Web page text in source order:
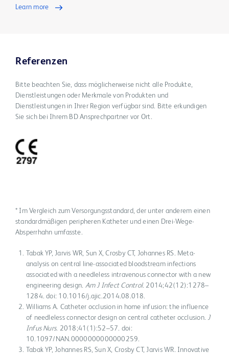
Learn more
Referenzen
Bitte beachten Sie, dass möglicherweise nicht alle Produkte,
Dienstleistungen oder Merkmale von Produkten und
Dienstleistungen in Ihrer Region verfügbar sind. Bitte erkundigen
Sie sich bei Ihrem BD Ansprechpartner vor Ort.
* Im Vergleich zum Versorgungsstandard, der unter anderem einen
standardmäßigen peripheren Katheter und einen Drei-Wege-
Absperrhahn umfasste.
Tabak YP, Jarvis WR, Sun X, Crosby CT, Johannes RS. Meta-
analysis on central line-associated bloodstream infections
associated with a needleless intravenous connector with a new
engineering design. Am J Infect Control. 2014;42(12):1278–
1284. doi: 10.1016/j.ajic.2014.08.018.
Williams A. Catheter occlusion in home infusion: the influence
of needleless connector design on central catheter occlusion.J
Infus Nurs. 2018;41(1):52–57. doi:
10.1097/NAN.0000000000000259.
Tabak YP, Johannes RS, Sun X, Crosby CT, Jarvis WR. Innovative